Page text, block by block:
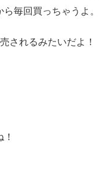
毎回買っちゃうよ。
されるみたいだよ！